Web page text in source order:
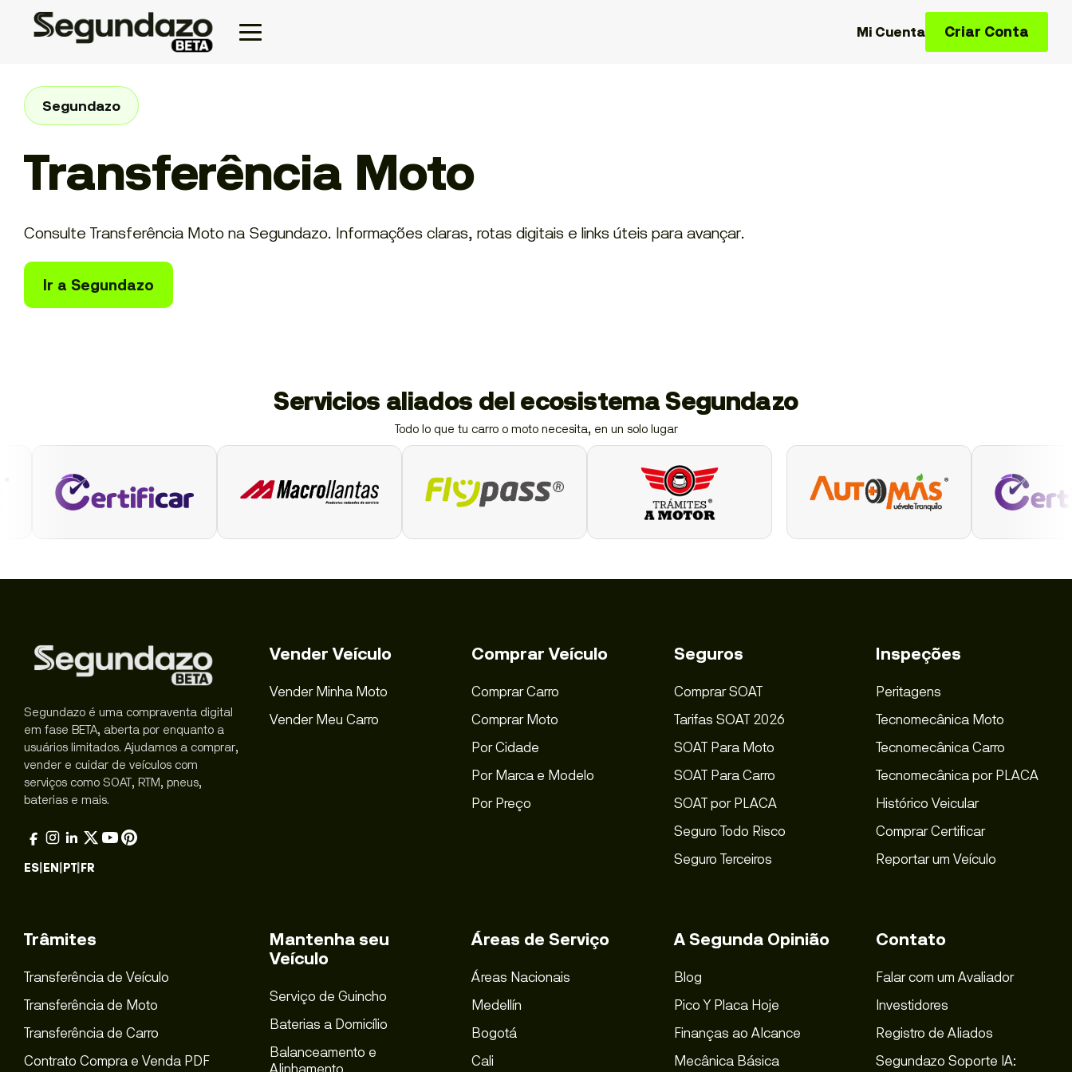
Mi Cuenta Criar Conta
Segundazo
Transferência Moto
Consulte Transferência Moto na Segundazo. Informações claras, rotas digitais e links úteis para avançar.
Ir a Segundazo
Servicios aliados del ecosistema Segundazo
Todo lo que tu carro o moto necesita, en un solo lugar
Segundazo é uma compraventa digital
em fase BETA, aberta por enquanto a
usuários limitados. Ajudamos a comprar,
vender e cuidar de veículos com
serviços como SOAT, RTM, pneus,
baterias e mais.
ES|EN|PT|FR
Vender Veículo
Vender Minha Moto
Vender Meu Carro
Comprar Veículo
Comprar Carro
Comprar Moto
Por Cidade
Por Marca e Modelo
Por Preço
Seguros
Comprar SOAT
Tarifas SOAT 2026
SOAT Para Moto
SOAT Para Carro
SOAT por PLACA
Seguro Todo Risco
Seguro Terceiros
Inspeções
Peritagens
Tecnomecânica Moto
Tecnomecânica Carro
Tecnomecânica por PLACA
Histórico Veicular
Comprar Certificar
Reportar um Veículo
Trâmites
Transferência de Veículo
Transferência de Moto
Transferência de Carro
Contrato Compra e Venda PDF
Mantenha seu
Veículo
Serviço de Guincho
Baterias a Domicílio
Balanceamento e
Áreas de Serviço
Áreas Nacionais
Medellín
Bogotá
Cali
A Segunda Opinião
Blog
Pico Y Placa Hoje
Finanças ao Alcance
Mecânica Básica
Contato
Falar com um Avaliador
Investidores
Registro de Aliados
Segundazo Soporte IA: